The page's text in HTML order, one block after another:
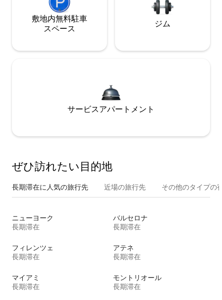
敷地内無料駐⁠車
ス⁠ペ⁠ー⁠ス
ジム
サービスアパートメント
ぜひ訪⁠れ⁠た⁠い目⁠的⁠地
長期滞在に人気の旅行先 近場の旅行先 その他のタ⁠イ⁠プ⁠の
ニューヨーク
長期滞在
バルセロナ
長期滞在
フィレンツェ
長期滞在
アテネ
長期滞在
マイアミ
長期滞在
モントリオール
長期滞在